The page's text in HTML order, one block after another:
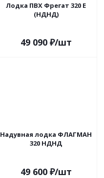
Лодка ПВХ Фрегат 320 Е
(НДНД)
49 090₽/шт
Надувная лодка ФЛАГМАН
320 НДНД
49 600₽/шт